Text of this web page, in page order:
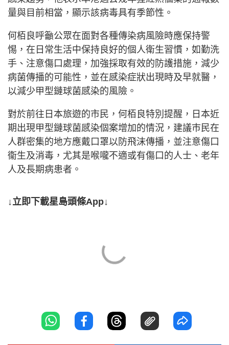
量與目前相當，顯示該病毒具有季節性。
何栢良呼籲公眾在面對各種傳染病風險時應保持警
惕，在日常生活中保持良好的個人衛生習慣，如勤洗
手、注意傷口處理，加強採取有效的防護措施，減少
病菌傳播的可能性，並在感染症狀出現時及早就醫，
以減少甲型鏈球菌感染的風險。
對於前往日本旅遊的市民，何栢良特別提醒，日本近
期出現甲型鏈球菌感染個案增加的情況，建議巿民在
人群密集的地方應戴口罩以防飛沫傳播，並注意傷口
衞生及消毒，尤其是喉嚨不適或有傷口的人士、老年
人及長期病患者。
↓立即下載星島頭條App↓